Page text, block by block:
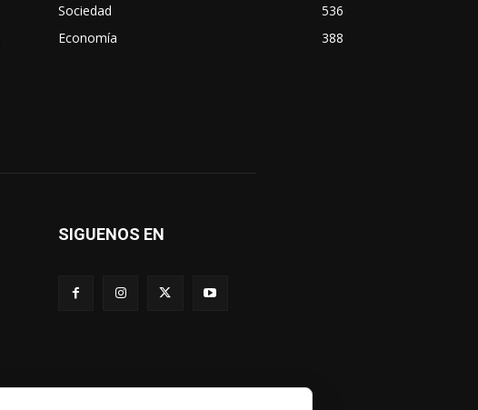
Sociedad
536
Economía
388
SIGUENOS EN